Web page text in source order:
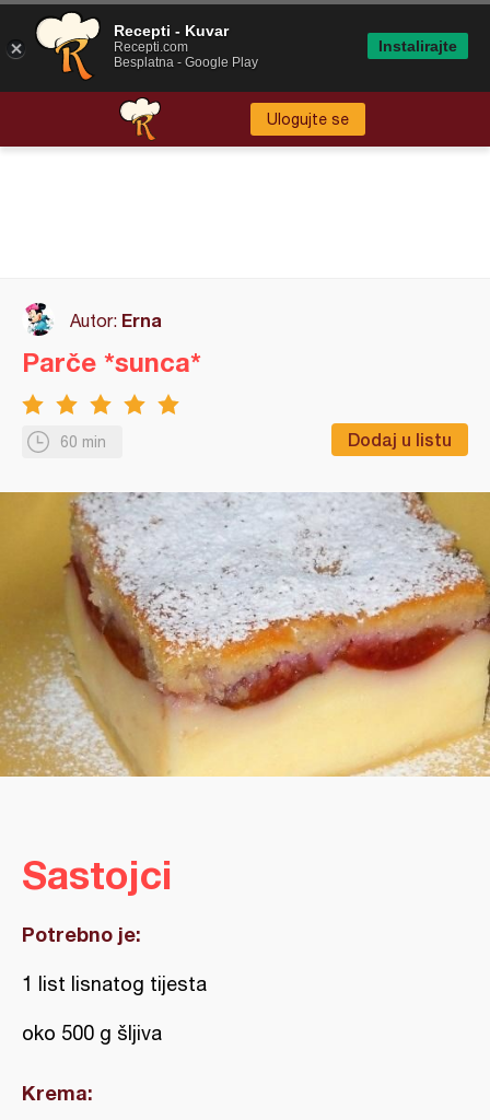
Ulogujte se
Autor: Erna
60 min Dodaj u listu
Parče *sunca*
Sastojci
Potrebno je:
1 list lisnatog tijesta
oko 500 g šljiva
Krema:
Recepti - Kuvar
Recepti.com
Besplatna - Google Play
Instalirajte